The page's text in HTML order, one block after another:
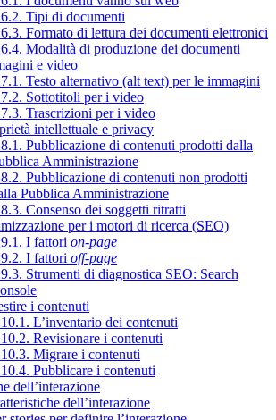
Tipi di documenti
Formato di lettura dei documenti elettronici
Modalità di produzione dei documenti
e video
Testo alternativo (alt text) per le immagini
Sottotitoli per i video
Trascrizioni per i video
intellettuale e privacy
Pubblicazione di contenuti prodotti dalla
Amministrazione
Pubblicazione di contenuti non prodotti
Pubblica Amministrazione
Consenso dei soggetti ritratti
per i motori di ricerca (SEO)
I fattori on-page
I fattori off-page
Strumenti di diagnostica SEO: Search
i contenuti
L’inventario dei contenuti
Revisionare i contenuti
Migrare i contenuti
Pubblicare i contenuti
dell’interazione
dell’interazione